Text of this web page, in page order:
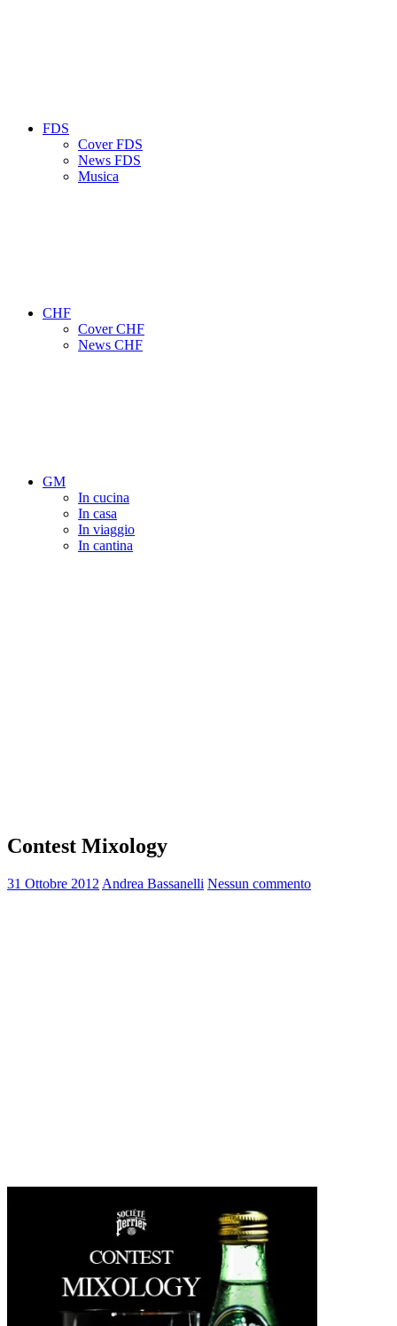
FDS
Cover FDS
News FDS
Musica
CHF
Cover CHF
News CHF
GM
In cucina
In casa
In viaggio
In cantina
Contest Mixology
31 Ottobre 2012 Andrea Bassanelli Nessun commento